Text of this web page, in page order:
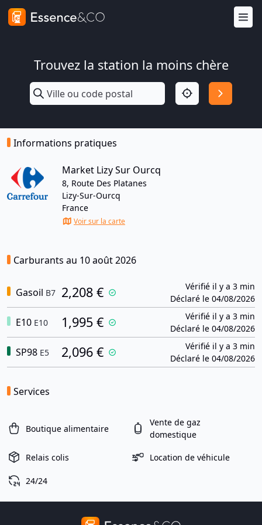
Trouvez la station la moins chère
Informations pratiques
Market Lizy Sur Ourcq
8, Route Des Platanes
Lizy-Sur-Ourcq
France
Voir sur la carte
Carburants au 10 août 2026
Gasoil B7 2,208 €
Vérifié il y a 3 min
Déclaré le 04/08/2026
E10 E10 1,995 €
Vérifié il y a 3 min
Déclaré le 04/08/2026
SP98 E5 2,096 €
Vérifié il y a 3 min
Déclaré le 04/08/2026
Services
Boutique alimentaire
Vente de gaz
domestique
Relais colis Location de véhicule
24/24